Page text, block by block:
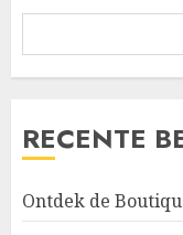
RECENTE
Ontdek de